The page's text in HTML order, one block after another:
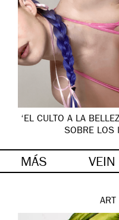
‘EL CULTO A LA
SOBRE LOS
MÁS VEIN
ART